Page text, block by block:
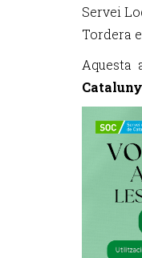
Servei
Tordera
Aquesta